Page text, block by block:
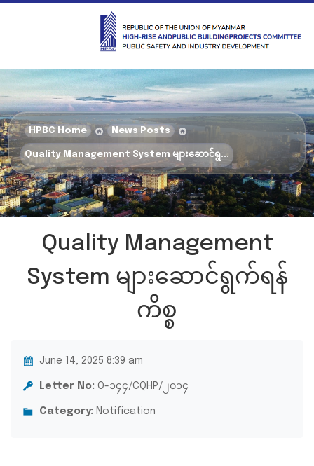
HPBC Home News Posts
Quality Management System များဆောင်ရွ...
Quality Management
System များဆောင်ရွက်ရန်
ကိစ္စ
June 14, 2025 8:39 am
Letter No: O-၁၄၄/CQHP/၂၀၁၄
Category: Notification